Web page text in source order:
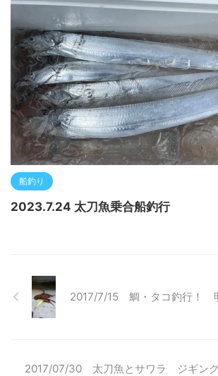
船釣り
2023.7.24 太刀魚乗合船釣行
2017/7/15 鯛・タコ釣行！
2017/07/30 太刀魚とサワラ ジギン